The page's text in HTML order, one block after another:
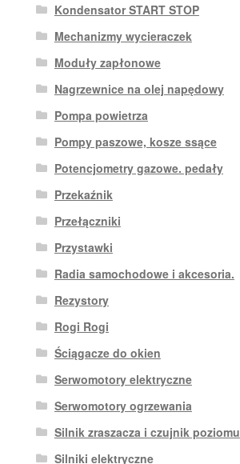
Kondensator START STOP
Mechanizmy wycieraczek
Moduły zapłonowe
Nagrzewnice na olej napędowy
Pompa powietrza
Pompy paszowe, kosze ssące
Potencjometry gazowe. pedały
Przekaźnik
Przełączniki
Przystawki
Radia samochodowe i akcesoria.
Rezystory
Rogi Rogi
Ściągacze do okien
Serwomotory elektryczne
Serwomotory ogrzewania
Silnik zraszacza i czujnik poziomu
Silniki elektryczne